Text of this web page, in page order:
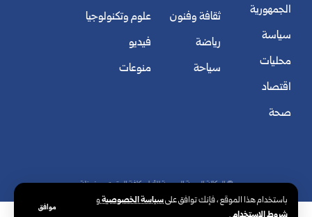
باستخدام هذا الموقع ، فإنك توافق علىسياسة الخصوصيةو
موافق
الجمهورية
سياسة
محليات
اقتصاد
صحة
ثقافة وفنون
رياضة
سياحة
علوم وتكنولوجيا
فيديو
منوعات
© الوكالة العربية السورية للأنباء. كافة الحقوق محفوظة.